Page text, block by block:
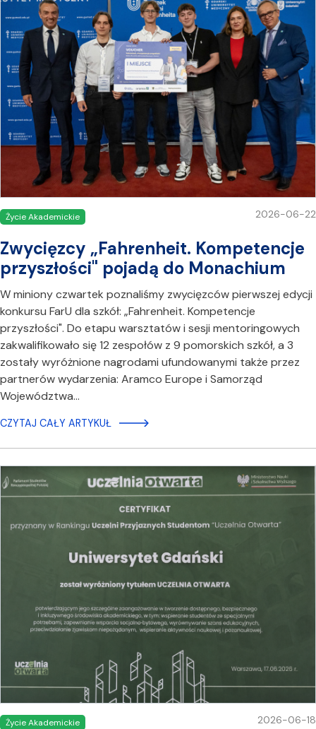
Życie Akademickie 2026-06-22
Zwycięzcy „Fahrenheit. Kompetencje
przyszłości" pojadą do Monachium
W miniony czwartek poznaliśmy zwycięzców pierwszej edycji
konkursu FarU dla szkół: „Fahrenheit. Kompetencje
przyszłości". Do etapu warsztatów i sesji mentoringowych
zakwalifikowało się 12 zespołów z 9 pomorskich szkół, a 3
zostały wyróżnione nagrodami ufundowanymi także przez
partnerów wydarzenia: Aramco Europe i Samorząd
Województwa…
CZYTAJ CAŁY ARTYKUŁ
Życie Akademickie 2026-06-18